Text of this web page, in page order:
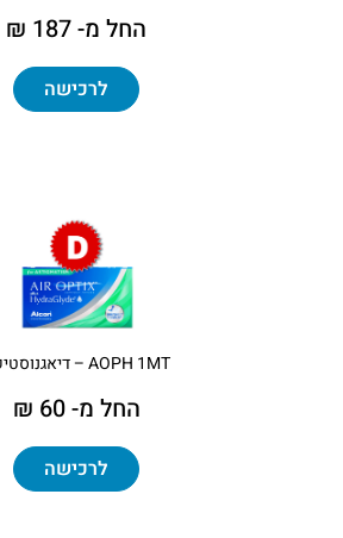
החל מ- 187 ₪
לרכישה
AOPH 1MT – דיאגנוסטיקה
החל מ- 60 ₪
לרכישה